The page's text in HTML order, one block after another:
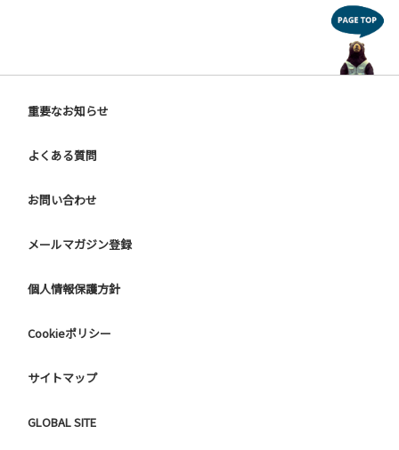
重要なお知らせ
よくある質問
お問い合わせ
メールマガジン登録
個人情報保護方針
Cookieポリシー
サイトマップ
GLOBAL SITE